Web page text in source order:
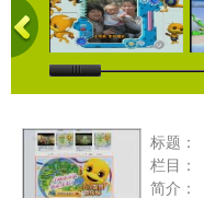
标题：
栏目：
简介：